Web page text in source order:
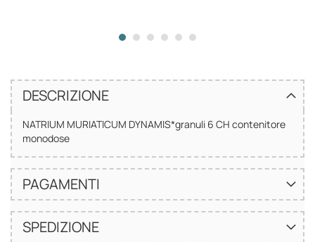
DESCRIZIONE
NATRIUM MURIATICUM DYNAMIS*granuli 6 CH contenitore
monodose
PAGAMENTI
SPEDIZIONE